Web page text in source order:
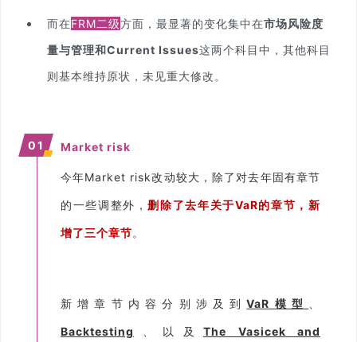
而在FRM二级方面，最显著的变化集中在市场风险度
量与管理和Current Issues这两个科目中， 其他科目
则基本维持原状，未见重大修改。
01 Market risk
今年Market risk改动较大，除了对去年固有章节
的一些调整外，删除了去年关于VaR的章节，新
增了三个章节。
新增章节内容分别涉及到VaR模型 、
Backtesting 、以及 The Vasicek and